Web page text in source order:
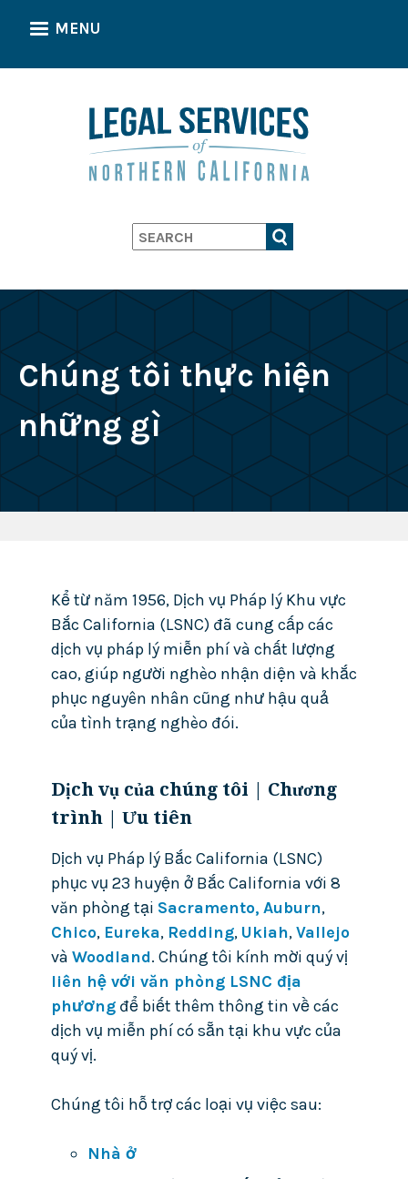
MENU
Search
Chúng tôi thực hiện
những gì
Kể từ năm 1956, Dịch vụ Pháp lý Khu vực
Bắc California (LSNC) đã cung cấp các
dịch vụ pháp lý miễn phí và chất lượng
cao, giúp người nghèo nhận diện và khắc
phục nguyên nhân cũng như hậu quả
của tình trạng nghèo đói.
Dịch vụ của chúng tôi | Chương
trình | Ưu tiên
Dịch vụ Pháp lý Bắc California (LSNC)
phục vụ 23 huyện ở Bắc California với 8
văn phòng tại Sacramento, Auburn,
Chico, Eureka, Redding, Ukiah,Vallejo
và Woodland. Chúng tôi kính mời quý vị
liên hệ với văn phòng LSNC địa
phươngđể biết thêm thông tin về các
dịch vụ miễn phí có sẵn tại khu vực của
quý vị.
Chúng tôi hỗ trợ các loại vụ việc sau:
Nhà ở